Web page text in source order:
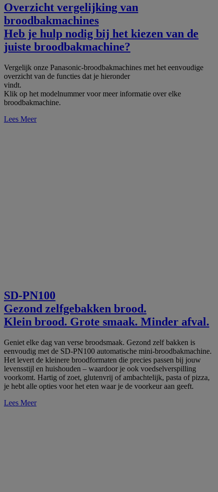
Overzicht vergelijking van
broodbakmachines
Heb je hulp nodig bij het kiezen van de
juiste broodbakmachine?
Vergelijk onze Panasonic-broodbakmachines met het eenvoudige
overzicht van de functies dat je hieronder
vindt.
Klik op het modelnummer voor meer informatie over elke
broodbakmachine.
Lees Meer
SD-PN100
Gezond zelfgebakken brood.
Klein brood. Grote smaak. Minder afval.
Geniet elke dag van verse broodsmaak. Gezond zelf bakken is
eenvoudig met de SD-PN100 automatische mini-broodbakmachine.
Het levert de kleinere broodformaten die precies passen bij jouw
levensstijl en huishouden – waardoor je ook voedselverspilling
voorkomt. Hartig of zoet, glutenvrij of ambachtelijk, pasta of pizza,
je hebt alle opties voor het eten waar je de voorkeur aan geeft.
Lees Meer